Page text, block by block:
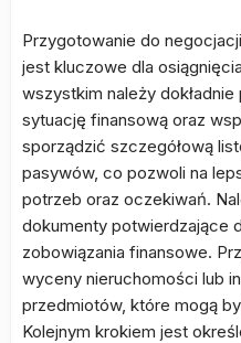
Przygotowanie do
jest kluczowe dla
wszystkim należy
sytuację finansową oraz
sporządzić szczegółową
pasywów, co pozwoli na
potrzeb oraz oczekiwań.
dokumenty potwierdzające
zobowiązania finansowe.
wyceny nieruchomości lub
przedmiotów, które mogą
Kolejnym krokiem jest